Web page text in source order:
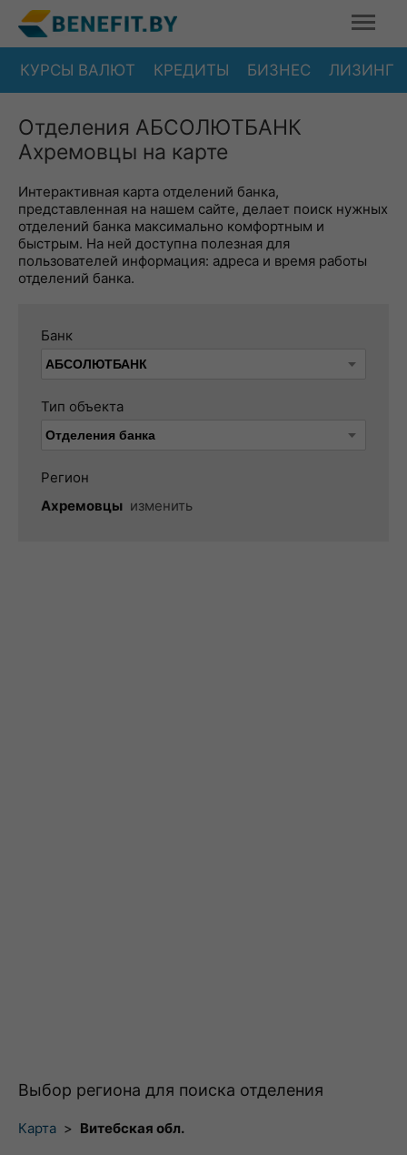
КУРСЫ ВАЛЮТ КРЕДИТЫ БИЗНЕС ЛИЗИНГ
Отделения АБСОЛЮТБАНК
Ахремовцы на карте
Интерактивная карта отделений банка,
представленная на нашем сайте, делает поиск нужных
отделений банка максимально комфортным и
быстрым. На ней доступна полезная для
пользователей информация: адреса и время работы
отделений банка.
Банк
Тип объекта
Регион
Ахремовцы изменить
Выбор региона для поиска отделения
Карта > Витебская обл.